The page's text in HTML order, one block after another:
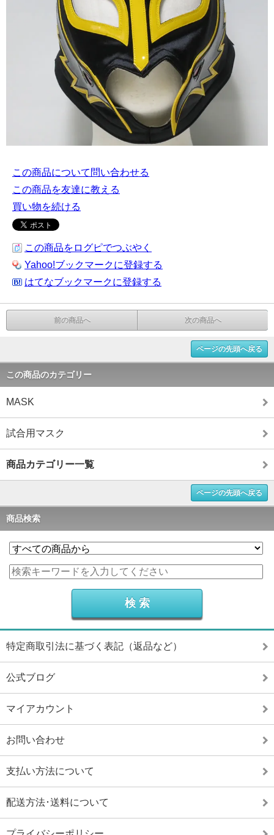
この商品について問い合わせる
この商品を友達に教える
買い物を続ける
この商品をログピでつぶやく
Yahoo!ブックマークに登録する
はてなブックマークに登録する
前の商品へ 次の商品へ
ページの先頭へ戻る
この商品のカテゴリー
MASK
試合用マスク
商品カテゴリー一覧
ページの先頭へ戻る
商品検索
特定商取引法に基づく表記（返品など）
公式ブログ
マイアカウント
お問い合わせ
支払い方法について
配送方法･送料について